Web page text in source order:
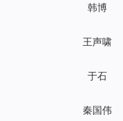
韩博
王声啸
于石
秦国伟